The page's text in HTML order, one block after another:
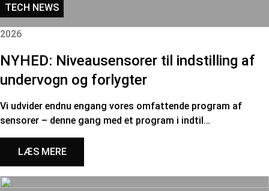
TECH NEWS
2026
NYHED: Niveausensorer til indstilling af
undervogn og forlygter
Vi udvider endnu engang vores omfattende program af
sensorer – denne gang med et program i indtil…
LÆS MERE